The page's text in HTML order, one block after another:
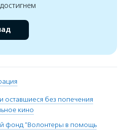
оставшиеся без попечения
кино
фонд "Волонтеры в помощь